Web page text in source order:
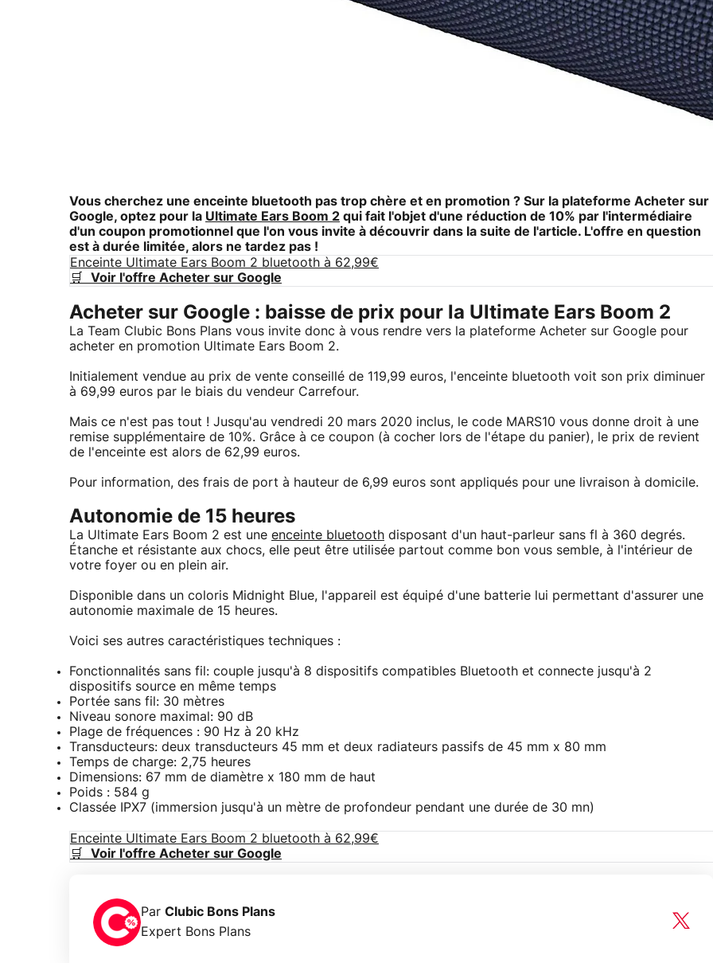
Vous cherchez une enceinte bluetooth pas trop chère et en promotion ? Sur la plateforme Acheter sur
Google, optez pour la Ultimate Ears Boom 2 qui fait l'objet d'une réduction de 10% par l'intermédiaire
d'un coupon promotionnel que l'on vous invite à découvrir dans la suite de l'article. L'offre en question
est à durée limitée, alors ne tardez pas !
Enceinte Ultimate Ears Boom 2 bluetooth à 62,99€
🛒 Voir l'offre Acheter sur Google
Acheter sur Google : baisse de prix pour la Ultimate Ears Boom 2
La Team Clubic Bons Plans vous invite donc à vous rendre vers la plateforme Acheter sur Google pour
acheter en promotion Ultimate Ears Boom 2.
Initialement vendue au prix de vente conseillé de 119,99 euros, l'enceinte bluetooth voit son prix diminuer
à 69,99 euros par le biais du vendeur Carrefour.
Mais ce n'est pas tout ! Jusqu'au vendredi 20 mars 2020 inclus, le code MARS10 vous donne droit à une
remise supplémentaire de 10%. Grâce à ce coupon (à cocher lors de l'étape du panier), le prix de revient
de l'enceinte est alors de 62,99 euros.
Pour information, des frais de port à hauteur de 6,99 euros sont appliqués pour une livraison à domicile.
Autonomie de 15 heures
La Ultimate Ears Boom 2 est une enceinte bluetooth disposant d'un haut-parleur sans fl à 360 degrés.
Étanche et résistante aux chocs, elle peut être utilisée partout comme bon vous semble, à l'intérieur de
votre foyer ou en plein air.
Disponible dans un coloris Midnight Blue, l'appareil est équipé d'une batterie lui permettant d'assurer une
autonomie maximale de 15 heures.
Voici ses autres caractéristiques techniques :
Fonctionnalités sans fil: couple jusqu'à 8 dispositifs compatibles Bluetooth et connecte jusqu'à 2
dispositifs source en même temps
Portée sans fil: 30 mètres
Niveau sonore maximal: 90 dB
Plage de fréquences : 90 Hz à 20 kHz
Transducteurs: deux transducteurs 45 mm et deux radiateurs passifs de 45 mm x 80 mm
Temps de charge: 2,75 heures
Dimensions: 67 mm de diamètre x 180 mm de haut
Poids : 584 g
Classée IPX7 (immersion jusqu'à un mètre de profondeur pendant une durée de 30 mn)
Enceinte Ultimate Ears Boom 2 bluetooth à 62,99€
🛒 Voir l'offre Acheter sur Google
Par Clubic Bons Plans
Expert Bons Plans